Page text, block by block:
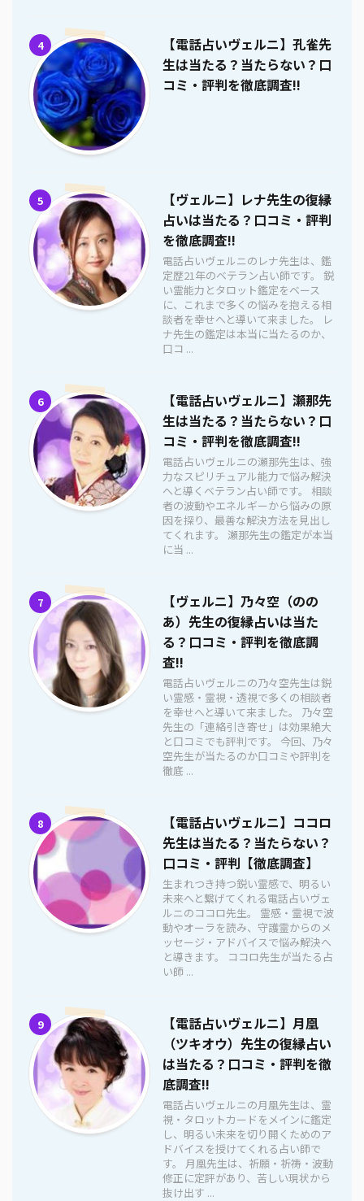
4
【電話占いヴェルニ】孔雀先
生は当たる？当たらない？口
コミ・評判を徹底調査!!
5
【ヴェルニ】レナ先生の復縁
占いは当たる？口コミ・評判
を徹底調査!!
電話占いヴェルニのレナ先生は、鑑
定歴21年のベテラン占い師です。 鋭
い霊能力とタロット鑑定をベース
に、これまで多くの悩みを抱える相
談者を幸せへと導いて来ました。 レ
ナ先生の鑑定は本当に当たるのか、
口コ ...
6
【電話占いヴェルニ】瀬那先
生は当たる？当たらない？口
コミ・評判を徹底調査!!
電話占いヴェルニの瀬那先生は、強
力なスピリチュアル能力で悩み解決
へと導くベテラン占い師です。 相談
者の波動やエネルギーから悩みの原
因を探り、最善な解決方法を見出し
てくれます。 瀬那先生の鑑定が本当
に当 ...
7
【ヴェルニ】乃々空（のの
あ）先生の復縁占いは当た
る？口コミ・評判を徹底調
査!!
電話占いヴェルニの乃々空先生は鋭
い霊感・霊視・透視で多くの相談者
を幸せへと導いて来ました。 乃々空
先生の「連絡引き寄せ」は効果絶大
と口コミでも評判です。 今回、乃々
空先生が当たるのか口コミや評判を
徹底 ...
8
【電話占いヴェルニ】ココロ
先生は当たる？当たらない？
口コミ・評判【徹底調査】
生まれつき持つ鋭い霊感で、明るい
未来へと繋げてくれる電話占いヴェ
ルニのココロ先生。 霊感・霊視で波
動やオーラを読み、守護霊からのメ
ッセージ・アドバイスで悩み解決へ
と導きます。 ココロ先生が当たる占
い師 ...
9
【電話占いヴェルニ】月凰
（ツキオウ）先生の復縁占い
は当たる？口コミ・評判を徹
底調査!!
電話占いヴェルニの月凰先生は、霊
視・タロットカードをメインに鑑定
し、明るい未来を切り開くためのア
ドバイスを授けてくれる占い師で
す。 月凰先生は、祈願・祈祷・波動
修正に定評があり、苦しい現状から
抜け出す ...